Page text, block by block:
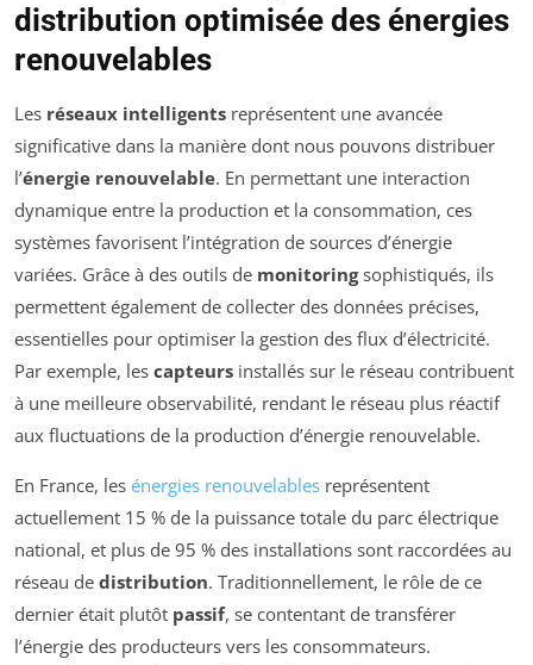
distribution optimisée des énergies
renouvelables
Les réseaux intelligents représentent une avancée
significative dans la manière dont nous pouvons distribuer
l’énergie renouvelable. En permettant une interaction
dynamique entre la production et la consommation, ces
systèmes favorisent l’intégration de sources d’énergie
variées. Grâce à des outils de monitoringsophistiqués, ils
permettent également de collecter des données précises,
essentielles pour optimiser la gestion des flux d’électricité.
Par exemple, les capteurs installés sur le réseau contribuent
à une meilleure observabilité, rendant le réseau plus réactif
aux fluctuations de la production d’énergie renouvelable.
En France, les énergies renouvelables représentent
actuellement 15 % de la puissance totale du parc électrique
national, et plus de 95 % des installations sont raccordées au
réseau de distribution. Traditionnellement, le rôle de ce
dernier était plutôt passif, se contentant de transférer
l’énergie des producteurs vers les consommateurs.